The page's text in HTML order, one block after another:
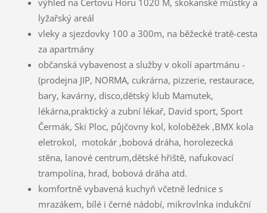
výhled na Čertovu Horu 1020 M, skokanské můstky a
lyžařský areál
vleky a sjezdovky 100 a 300m, na běžecké tratě-cesta
za apartmány
občanská vybavenost a služby v okolí apartmánu -
(prodejna JIP, NORMA, cukrárna, pizzerie, restaurace,
bary, kavárny, disco,dětský klub Mamutek,
lékárna,praktický a zubní lékař, David sport, Sport
Čermák, Ski Ploc, půjčovny kol, koloběžek ,BMX kola
eletrokol, motokár ,bobová dráha, horolezecká
stěna, lanové centrum,dětské hřiště, nafukovací
trampolína, hrad, bobová dráha atd.
komfortně vybavená kuchyň včetně lednice s
mrazákem, bílé i černé nádobí, mikrovlnka indukční